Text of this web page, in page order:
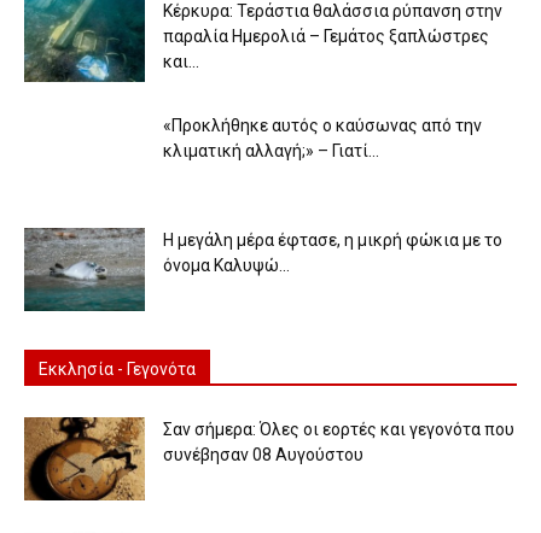
Κέρκυρα: Τεράστια θαλάσσια ρύπανση στην
παραλία Ημερολιά – Γεμάτος ξαπλώστρες
και...
«Προκλήθηκε αυτός ο καύσωνας από την
κλιματική αλλαγή;» – Γιατί...
Η μεγάλη μέρα έφτασε, η μικρή φώκια με το
όνομα Καλυψώ...
Εκκλησία - Γεγονότα
Σαν σήμερα: Όλες οι εορτές και γεγονότα που
συνέβησαν 08 Αυγούστου